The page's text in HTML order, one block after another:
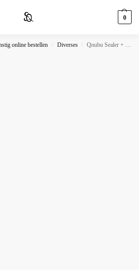
0
online bestellen / Diverses / Qnubu Sealer + Vacum